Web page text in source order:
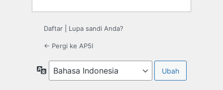
Daftar Lupa sandi Anda?
← Pergi ke AP5I
Bahasa